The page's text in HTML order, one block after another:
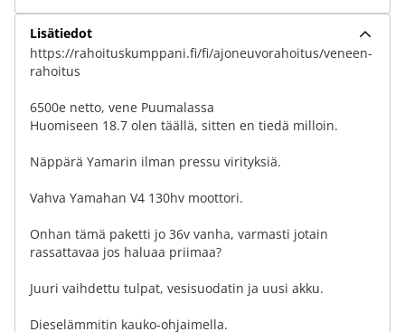
Lisätiedot
https://rahoituskumppani.fi/fi/ajoneuvorahoitus/veneen-
rahoitus
6500e netto, vene Puumalassa
Huomiseen 18.7 olen täällä, sitten en tiedä milloin.
Näppärä Yamarin ilman pressu virityksiä.
Vahva Yamahan V4 130hv moottori.
Onhan tämä paketti jo 36v vanha, varmasti jotain
rassattavaa jos haluaa priimaa?
Juuri vaihdettu tulpat, vesisuodatin ja uusi akku.
Dieselämmitin kauko-ohjaimella.